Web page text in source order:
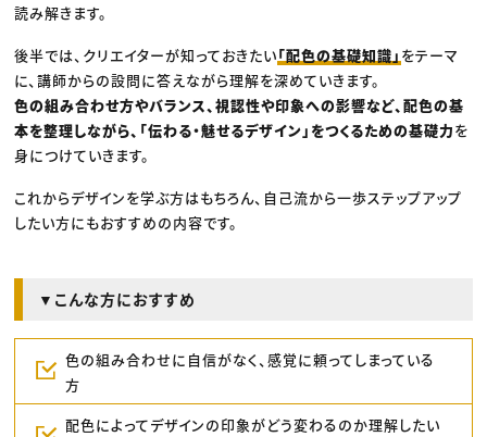
読み解きます。
後半では、クリエイターが知っておきたい「配色の基礎知識」 をテーマ
に、講師からの設問に答えながら理解を深めていきます。
色の組み合わせ方やバランス、視認性や印象への影響など、配色の基
本を整理しながら、「伝わる・魅せるデザイン」をつくるための基礎力を
身につけていきます。
これからデザインを学ぶ方はもちろん、自己流から一歩ステップアップ
したい方にもおすすめの内容です。
▼こんな方におすすめ
色の組み合わせに自信がなく、感覚に頼ってしまっている
方
配色によってデザインの印象がどう変わるのか理解したい